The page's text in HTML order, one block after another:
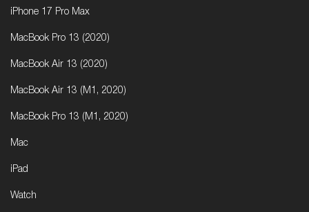
iPhone 17 Pro Max
MacBook Pro 13 (2020)
MacBook Air 13 (2020)
MacBook Air 13 (M1, 2020)
MacBook Pro 13 (M1, 2020)
Mac
iPad
Watch